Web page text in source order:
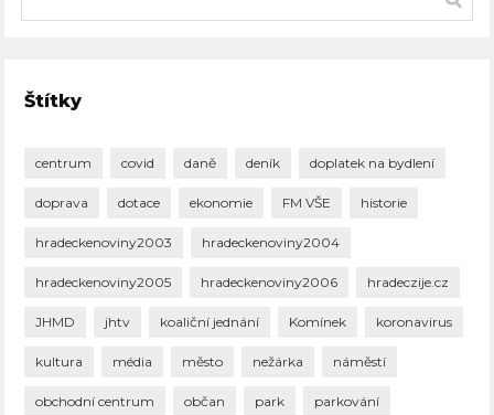
Štítky
centrum covid daně deník doplatek na bydlení
doprava dotace ekonomie FM VŠE historie
hradeckenoviny2003 hradeckenoviny2004
hradeckenoviny2005 hradeckenoviny2006 hradeczije.cz
JHMD jhtv koaliční jednání Komínek koronavirus
kultura média město nežárka náměstí
obchodní centrum občan park parkování